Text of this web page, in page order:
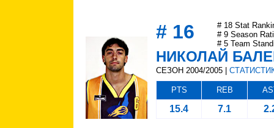
# 16
# 18 Stat
# 9 Season
# 5 Team
НИКОЛАЙ
СЕЗОН 2004/2005 |
PTS REB
15.4 7.1